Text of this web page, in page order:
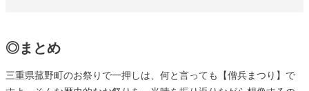
◎まとめ
三重県菰野町のお祭りで一押しは、何と言っても【僧兵まつり】で